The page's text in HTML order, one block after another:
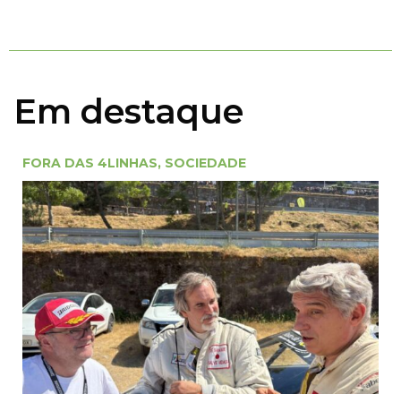
Em destaque
FORA DAS 4LINHAS, SOCIEDADE